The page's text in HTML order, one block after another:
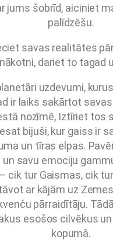
jums šobrīd, aiciniet
palīdzēšu.
savas realitātes
nākotni, dariet to tagad
uzdevumi,
ir laiks sakārtot
nozīmē, Iztīriet tos
bijuši, kur gaiss ir
un tīras elpas.
un savu emociju
cik tur Gaismas, cik
ar kājām uz
pārraidītāju.
esošos cilvēkus
kopumā.